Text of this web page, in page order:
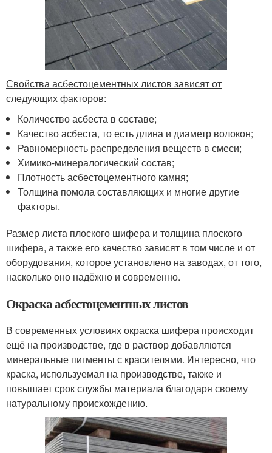
Свойства асбестоцементных листов зависят от
следующих факторов:
Количество асбеста в составе;
Качество асбеста, то есть длина и диаметр волокон;
Равномерность распределения веществ в смеси;
Химико-минералогический состав;
Плотность асбестоцементного камня;
Толщина помола составляющих и многие другие
факторы.
Размер листа плоского шифера и толщина плоского
шифера, а также его качество зависят в том числе и от
оборудования, которое установлено на заводах, от того,
насколько оно надёжно и современно.
Окраска асбестоцементных листов
В современных условиях окраска шифера происходит
ещё на производстве, где в раствор добавляются
минеральные пигменты с красителями. Интересно, что
краска, используемая на производстве, также и
повышает срок службы материала благодаря своему
натуральному происхождению.